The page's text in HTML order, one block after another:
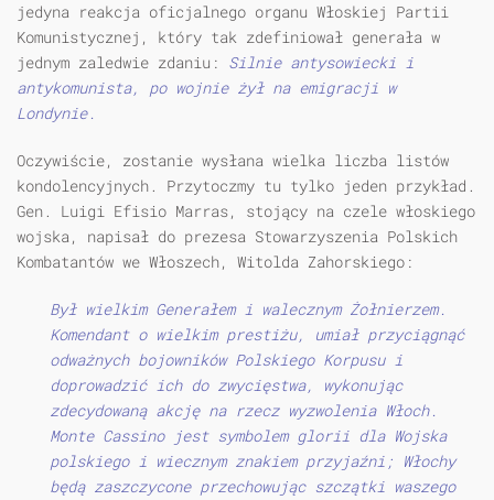
jedyna reakcja oficjalnego organu Włoskiej Partii
Komunistycznej, który tak zdefiniował generała w
jednym zaledwie zdaniu: Silnie antysowiecki i
antykomunista, po wojnie żył na emigracji w
Londynie.
Oczywiście, zostanie wysłana wielka liczba listów
kondolencyjnych. Przytoczmy tu tylko jeden przykład.
Gen. Luigi Efisio Marras, stojący na czele włoskiego
wojska, napisał do prezesa Stowarzyszenia Polskich
Kombatantów we Włoszech, Witolda Zahorskiego:
Był wielkim Generałem i walecznym Żołnierzem.
Komendant o wielkim prestiżu, umiał przyciągnąć
odważnych bojowników Polskiego Korpusu i
doprowadzić ich do zwycięstwa, wykonując
zdecydowaną akcję na rzecz wyzwolenia Włoch.
Monte Cassino jest symbolem glorii dla Wojska
polskiego i wiecznym znakiem przyjaźni; Włochy
będą zaszczycone przechowując szczątki waszego